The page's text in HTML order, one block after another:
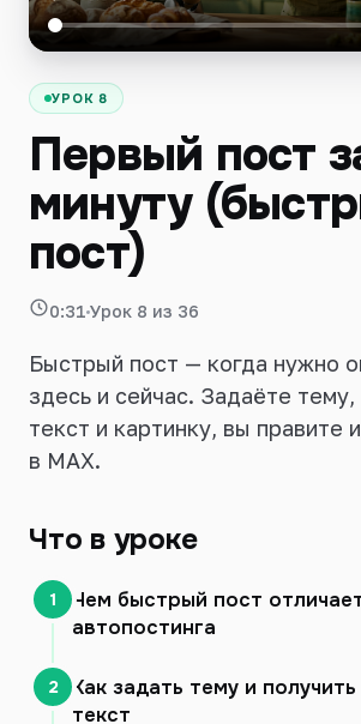
Первый месяц бесплатно
УРОК 8
Первый пост
минуту
пост)
0:31 Урок 8 из 36
Быстрый пост — когда нужно
здесь и сейчас. Задаёте
текст и картинку, вы правите
в MAX.
Что в уроке
1
Чем быстрый пост
автопостинга
2
Как задать тему и
текст